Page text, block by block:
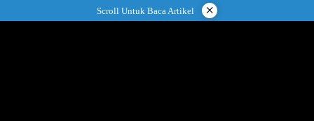
ke
Scroll Untuk Baca Artikel ×